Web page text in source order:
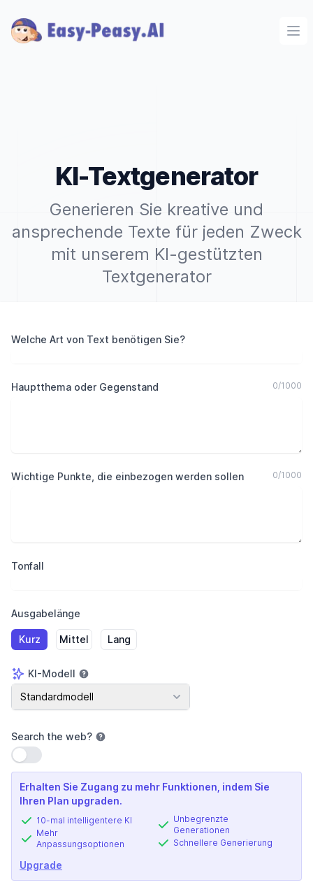
KI-Textgenerator
Generieren Sie kreative und
ansprechende Texte für jeden Zweck
mit unserem KI-gestützten
Textgenerator
Welche Art von Text benötigen Sie?
Hauptthema oder Gegenstand 0/1000
Wichtige Punkte, die einbezogen werden sollen 0/1000
Tonfall
Ausgabelänge
Kurz Mittel Lang
KI-Modell
KI-Modell
Standardmodell
Search the web?
Einstellung verwenden
Erhalten Sie Zugang zu mehr Funktionen, indem Sie
Ihren Plan upgraden.
10-mal intelligentere KI
Mehr
Anpassungsoptionen
Unbegrenzte
Generationen
Schnellere Generierung
Upgrade